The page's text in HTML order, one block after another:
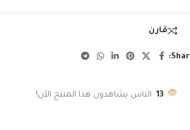
قارن
13 الناس يشاهدون هذا المنتج الآن!